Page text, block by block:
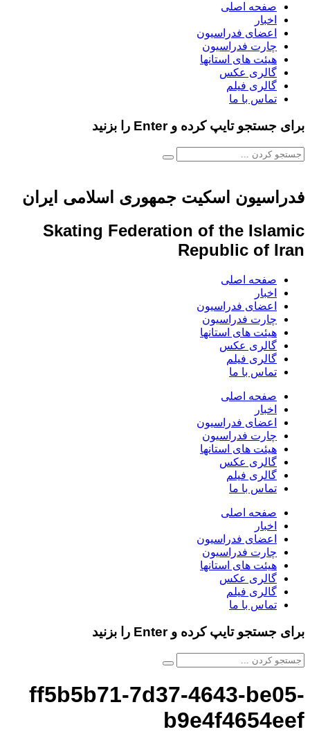
صفحه اصلی
اخبار
اعضای فدراسیون
چارت فدراسیون
هیئت های استانها
گالری عکس
گالری فیلم
تماس با ما
برای جستجو تایپ کرده و Enter را بزنید
فدراسیون اسکیت جمهوری اسلامی ایران
Skating Federation of the Islamic
Republic of Iran
صفحه اصلی
اخبار
اعضای فدراسیون
چارت فدراسیون
هیئت های استانها
گالری عکس
گالری فیلم
تماس با ما
صفحه اصلی
اخبار
اعضای فدراسیون
چارت فدراسیون
هیئت های استانها
گالری عکس
گالری فیلم
تماس با ما
صفحه اصلی
اخبار
اعضای فدراسیون
چارت فدراسیون
هیئت های استانها
گالری عکس
گالری فیلم
تماس با ما
برای جستجو تایپ کرده و Enter را بزنید
ff5b5b71-7d37-4643-be05-
b9e4f4654eef